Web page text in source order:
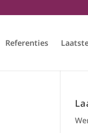
Referenties